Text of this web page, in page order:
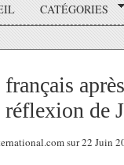
CATÉGORIES
de
sur 22 Juin